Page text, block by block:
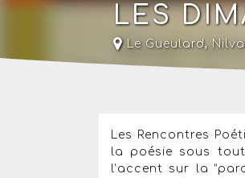
LES
Le Gueulard,
Les Rencontres
la poésie sous
l’accent sur la